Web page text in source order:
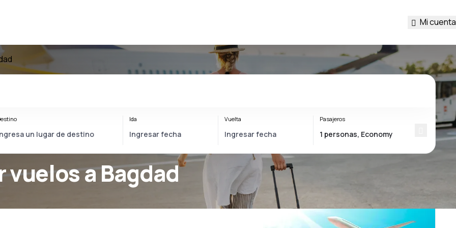
Mi cuenta
vuelos a Bagdad
Ida Vuelta Pasajeros